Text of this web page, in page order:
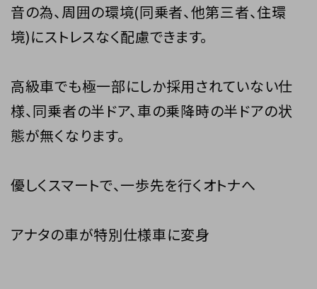
音の為、周囲の環境(同乗者、他第三者、住環
境)にストレスなく配慮できます。
高級車でも極一部にしか採用されていない仕
様、同乗者の半ドア、車の乗降時の半ドアの状
態が無くなります。
優しくスマートで、一歩先を行くオトナへ
アナタの車が特別仕様車に変身